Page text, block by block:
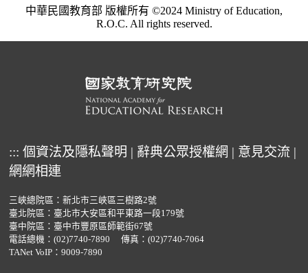
中華民國教育部 版權所有 ©2024 Ministry of Education,
R.O.C. All rights reserved.
::: 個資法及隱私聲明 | 辭典公眾授權網 | 意見交流 |
網網相連
三峽總院區：新北市三峽區三樹路2號
臺北院區：臺北市大安區和平東路一段179號
臺中院區：臺中市豐原區師範街67號
電話總機： (02)7740-7890
傳真：(02)7740-7064
TANet VoIP：9009-7890